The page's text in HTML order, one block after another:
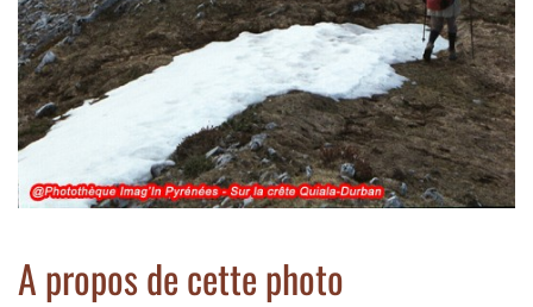
A propos de cette photo